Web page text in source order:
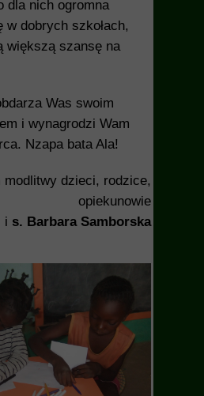
dla nich ogromna
w dobrych szkołach,
większą szansę na
Was swoim
i wynagrodzi Wam
Nzapa bata Ala!
modlitwy dzieci, rodzice,
opiekunowie
i s. Barbara Samborska